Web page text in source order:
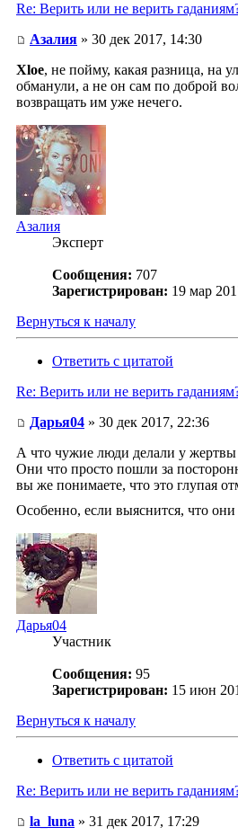
Re: Верить или не верить
Азалия » 30 дек 2017, 14:30
Xloe, не пойму, какая разница, на
обманули, а не он сам по доброй
возвращать им уже нечего.
Азалия
Эксперт
Сообщения: 707
Зарегистрирован: 19 мар
Вернуться к началу
Ответить с цитатой
Re: Верить или не верить
Дарья04 » 30 дек 2017, 22:36
А что чужие люди делали у жертвы
Они что просто пошли за
вы же понимаете, что это глупая
Особенно, если выяснится, что
Дарья04
Участник
Сообщения: 95
Зарегистрирован: 15 июн
Вернуться к началу
Ответить с цитатой
Re: Верить или не верить
la_luna » 31 дек 2017, 17:29